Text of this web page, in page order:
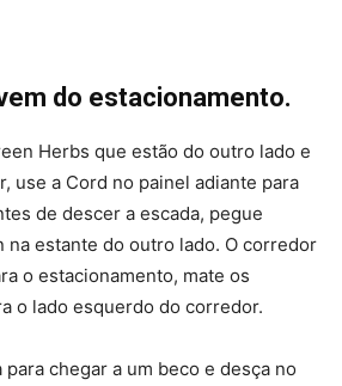
do estacionamento.
Herbs que estão do outro lado e
use a Cord no painel adiante para
de descer a escada, pegue
na estante do outro lado. O corredor
o estacionamento, mate os
o lado esquerdo do corredor.
chegar a um beco e desça no